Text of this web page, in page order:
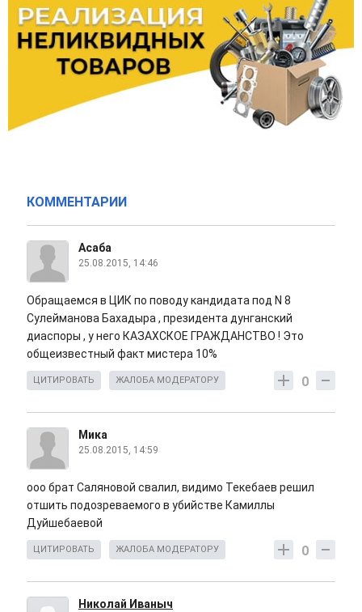
КОММЕНТАРИИ
Асаба
25.08.2015, 14:46
Обращаемся в ЦИК по поводу кандидата под N 8
Сулейманова Бахадыра , президента дунганский
диаспоры , у него КАЗАХСКОЕ ГРАЖДАНСТВО ! Это
общеизвестный факт мистера 10%
0
ЦИТИРОВАТЬ ЖАЛОБА МОДЕРАТОРУ
Мика
25.08.2015, 14:59
ооо брат Саляновой свалил, видимо Текебаев решил
отшить подозреваемого в убийстве Камиллы
Дуйшебаевой
0
ЦИТИРОВАТЬ ЖАЛОБА МОДЕРАТОРУ
Николай Иваныч